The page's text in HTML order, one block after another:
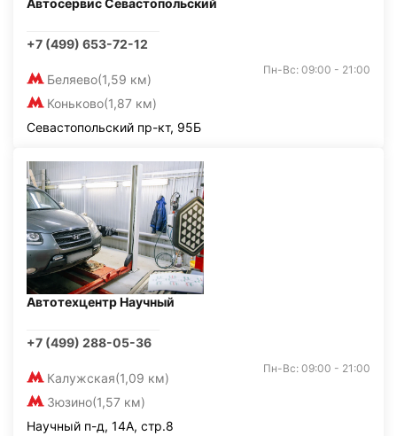
Автосервис Севастопольский
+7 (499) 653-72-12
Беляево(1,59 км)
Коньково(1,87 км)
Пн-Вс: 09:00 - 21:00
Севастопольский пр-кт, 95Б
Автотехцентр Научный
+7 (499) 288-05-36
Калужская(1,09 км)
Зюзино(1,57 км)
Пн-Вс: 09:00 - 21:00
Научный п-д, 14А, стр.8